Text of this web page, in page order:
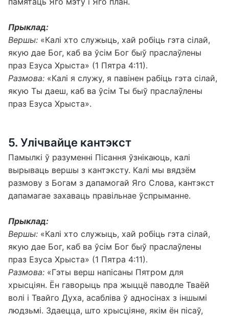
Прыклад:
Вершы: «Калі хто служыць, хай робіць гэта сілай,
якую дае Бог, каб ва ўсім Бог быў праслаўлены
праз Езуса Хрыста» (1 Пятра 4:11).
Размова: «Калі я служу, я павінен рабіць гэта сілай,
якую Ты даеш, каб ва ўсім Ты быў праслаўлены
праз Езуса Хрыста».
5. Улічвайце кантэкст
Памылкі ў разуменні Пісання ўзнікаюць, калі
вырываць вершы з кантэксту. Калі мы вядзём
размову з Богам з дапамогай Яго Слова, кантэкст
дапамагае захаваць правільнае ўспрыманне.
Прыклад:
Вершы: «Калі хто служыць, хай робіць гэта сілай,
якую дае Бог, каб ва ўсім Бог быў праслаўлены
праз Езуса Хрыста» (1 Пятра 4:11).
Размова: «Гэты верш напісаны Пятром для
хрысціян. Ён гаворыць пра жыццё паводле Тваёй
волі і Твайго Духа, асабліва ў адносінах з іншымі
людзьмі. Здаецца, што хрысціяне, якім ён пісаў,